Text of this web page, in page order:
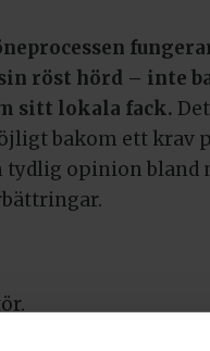
röst hörd – inte
sitt lokala fack.
bakom ett krav
opinion bland